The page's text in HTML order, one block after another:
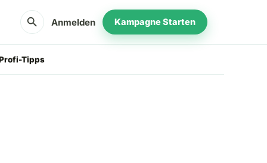
search Anmelden Kampagne Starten
Tipps